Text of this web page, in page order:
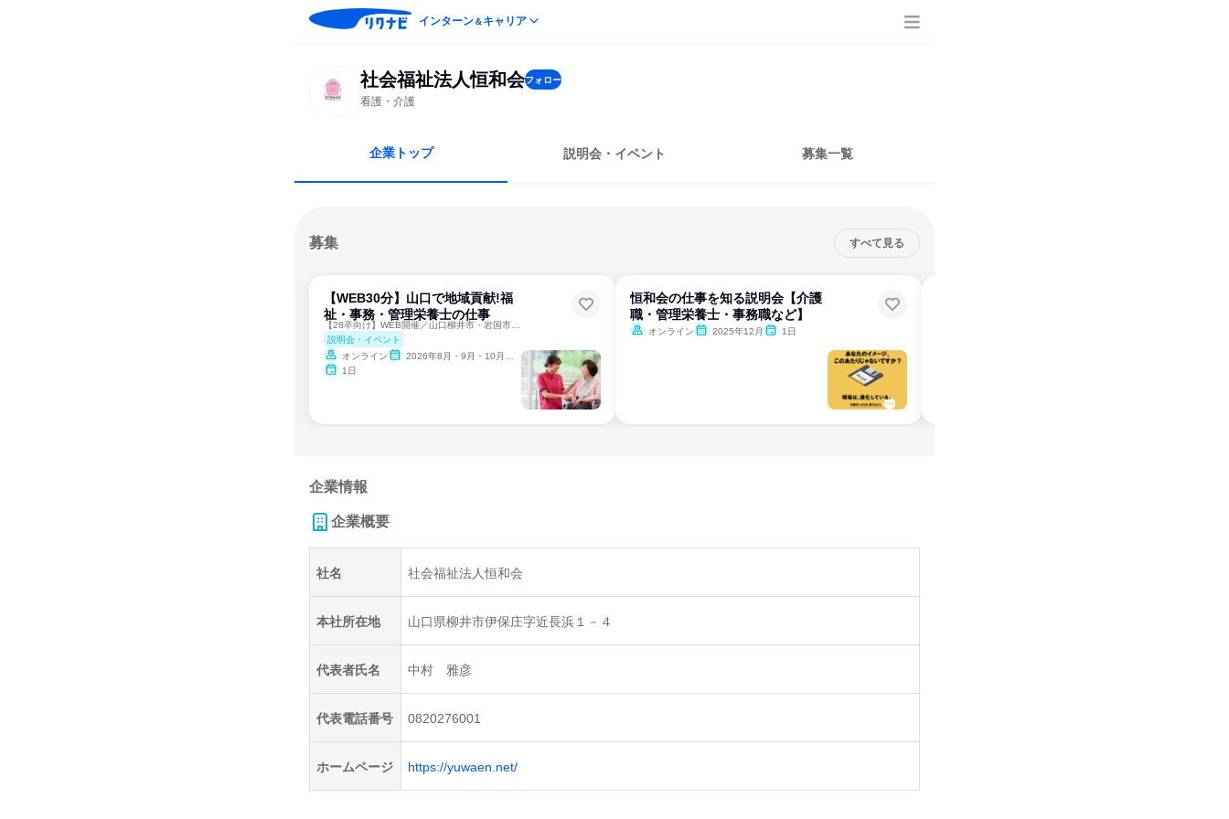
インターン＆キャリア
社会福祉法人恒和会フォロー
看護・介護
企業トップ 説明会・イベント 募集一覧
募集 すべて見る
【WEB30分】山口で地域貢献!福
祉・事務・管理栄養士の仕事
説明会・イベント
オンライン
2026年8月・9月・10月・11月
1日
恒和会の仕事を知る説明会【介護
職・管理栄養士・事務職など】
オンライン 2025年12月 1日
企業情報
企業概要
社名 社会福祉法人恒和会
本社所在地 山口県柳井市伊保庄字近長浜１－４
代表者氏名 中村 雅彦
代表電話番号 0820276001
ホームページ https://yuwaen.net/